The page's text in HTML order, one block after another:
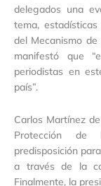
delegados una
tema,
del Mecanismo
manifestó que
periodistas en
país”.
Carlos Martínez
Protección de
predisposición
a través de la
Finalmente, la